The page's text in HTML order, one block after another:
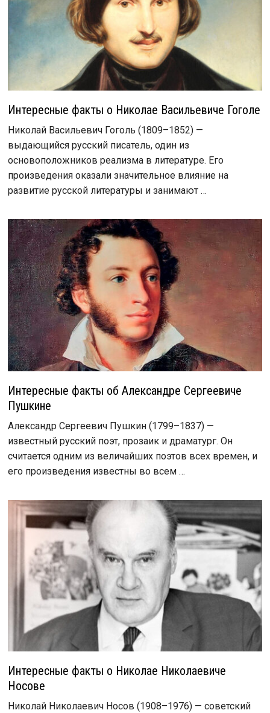
Интересные факты о Николае Васильевиче Гоголе
Николай Васильевич Гоголь (1809–1852) —
выдающийся русский писатель, один из
основоположников реализма в литературе. Его
произведения оказали значительное влияние на
развитие русской литературы и занимают …
Интересные факты об Александре Сергеевиче
Пушкине
Александр Сергеевич Пушкин (1799–1837) —
известный русский поэт, прозаик и драматург. Он
считается одним из величайших поэтов всех времен, и
его произведения известны во всем …
Интересные факты о Николае Николаевиче
Носове
Николай Николаевич Носов (1908–1976) — советский